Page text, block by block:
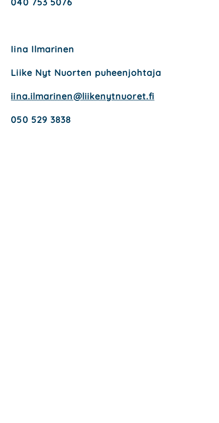
Iina Ilma­ri­nen
Lii­ke Nyt Nuor­ten puheen­joh­ta­ja
iina.ilmarinen@liikenytnuoret.fi
050 529 3838